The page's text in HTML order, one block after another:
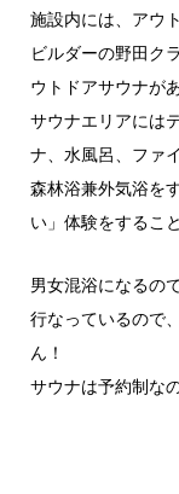
施設内には、アウ
ビルダーの野田ク
ウトドアサウナが
サウナエリアには
ナ、水風呂、ファ
森林浴兼外気浴を
い」体験をするこ
男女混浴になるの
行なっているので
ん！
サウナは予約制な